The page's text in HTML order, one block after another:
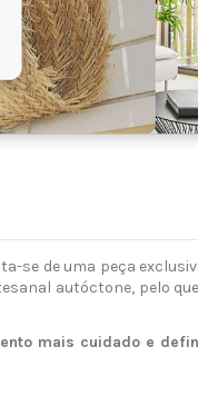
se de uma peça
autóctone, pelo
mais cuidado e